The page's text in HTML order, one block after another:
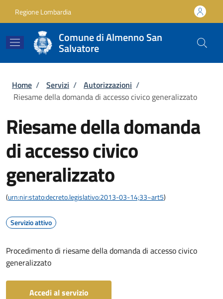
Regione Lombardia
Comune di Almenno San
Salvatore
Briciole di pane
Home / Servizi / Autorizzazioni /
Riesame della domanda di accesso civico generalizzato
Riesame della domanda
di accesso civico
generalizzato
(urn:nir:stato:decreto.legislativo:2013-03-14;33~art5)
Servizio attivo
Procedimento di riesame della domanda di accesso civico
generalizzato
Accedi al servizio